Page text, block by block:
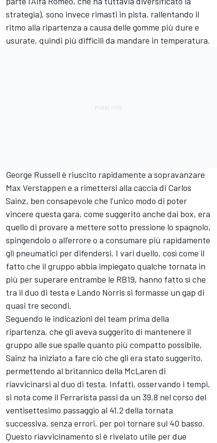
strategia), sono invece rimasti in pista, rallentando il
ritmo alla ripartenza a causa delle gomme più dure e
usurate, quindi più difficili da mandare in temperatura.
George Russell è riuscito rapidamente a sopravanzare
Max Verstappen e a rimettersi alla caccia di Carlos
Sainz, ben consapevole che l’unico modo di poter
vincere questa gara, come suggerito anche dai box, era
quello di provare a mettere sotto pressione lo spagnolo,
spingendolo o all’errore o a consumare più rapidamente
gli pneumatici per difendersi. I vari duello, così come il
fatto che il gruppo abbia impiegato qualche tornata in
più per superare entrambe le RB19, hanno fatto sì che
tra il duo di testa e Lando Norris si formasse un gap di
quasi tre secondi.
Seguendo le indicazioni del team prima della
ripartenza, che gli aveva suggerito di mantenere il
gruppo alle sue spalle quanto più compatto possibile,
Sainz ha iniziato a fare ciò che gli era stato suggerito,
permettendo al britannico della McLaren di
riavvicinarsi al duo di testa. Infatti, osservando i tempi,
si nota come il Ferrarista passi da un 39.8 nel corso del
ventisettesimo passaggio al 41.2 della tornata
successiva, senza errori, per poi tornare sul 40 basso.
Questo riavvicinamento si è rivelato utile per due